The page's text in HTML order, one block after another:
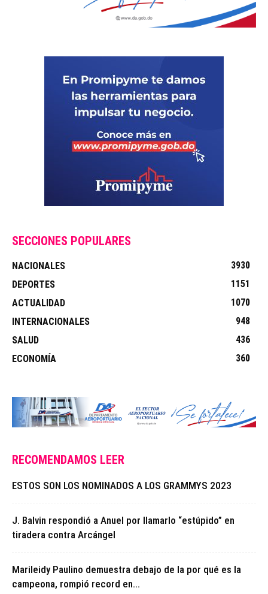
SECCIONES POPULARES
NACIONALES
3930
DEPORTES
1151
ACTUALIDAD
1070
INTERNACIONALES
948
SALUD
436
ECONOMÍA
360
RECOMENDAMOS LEER
ESTOS SON LOS NOMINADOS A LOS GRAMMYS 2023
J. Balvin respondió a Anuel por llamarlo “estúpido” en
tiradera contra Arcángel
Marileidy Paulino demuestra debajo de la por qué es la
campeona, rompió record en...